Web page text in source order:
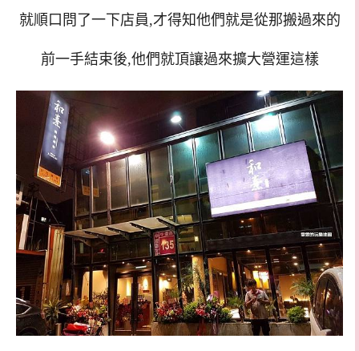
就順口問了一下店員,才得知他們就是從那搬過來的
前一手結束後,他們就頂讓過來擴大營運這樣